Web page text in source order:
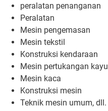
peralatan penanganan
Peralatan
Mesin pengemasan
Mesin tekstil
Konstruksi kendaraan
Mesin pertukangan kayu
Mesin kaca
Konstruksi mesin
Teknik mesin umum, dll.